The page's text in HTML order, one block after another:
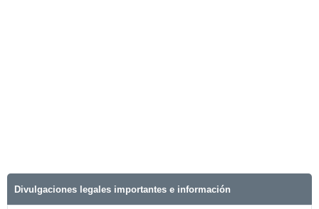
Divulgaciones legales importantes e información